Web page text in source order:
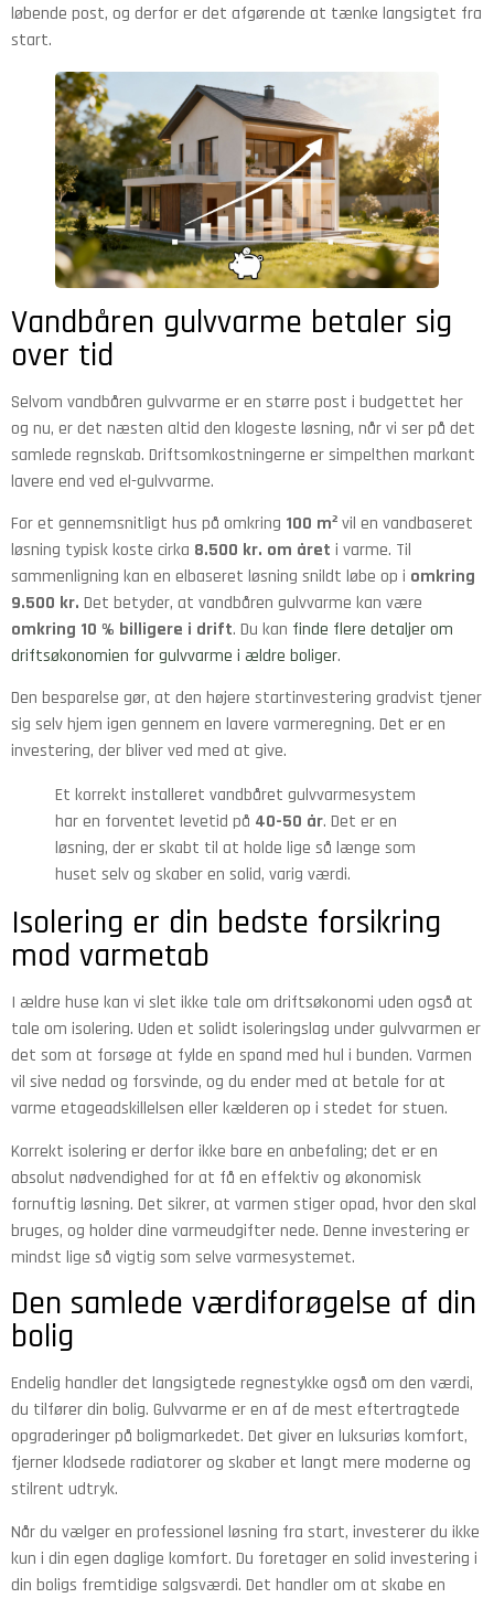
løbende post, og derfor er det afgørende at tænke langsigtet fra
start.
Vandbåren gulvvarme betaler sig
over tid
Selvom vandbåren gulvvarme er en større post i budgettet her
og nu, er det næsten altid den klogeste løsning, når vi ser på det
samlede regnskab. Driftsomkostningerne er simpelthen markant
lavere end ved el-gulvvarme.
For et gennemsnitligt hus på omkring 100 m²vil en vandbaseret
løsning typisk koste cirka 8.500 kr. om året i varme. Til
sammenligning kan en elbaseret løsning snildt løbe op i omkring
9.500 kr. Det betyder, at vandbåren gulvvarme kan være
omkring 10 % billigere i drift. Du kan finde flere detaljer om
driftsøkonomien for gulvvarme i ældre boliger.
Den besparelse gør, at den højere startinvestering gradvist tjener
sig selv hjem igen gennem en lavere varmeregning. Det er en
investering, der bliver ved med at give.
Et korrekt installeret vandbåret gulvvarmesystem
har en forventet levetid på 40-50 år. Det er en
løsning, der er skabt til at holde lige så længe som
huset selv og skaber en solid, varig værdi.
Isolering er din bedste forsikring
mod varmetab
I ældre huse kan vi slet ikke tale om driftsøkonomi uden også at
tale om isolering. Uden et solidt isoleringslag under gulvvarmen er
det som at forsøge at fylde en spand med hul i bunden. Varmen
vil sive nedad og forsvinde, og du ender med at betale for at
varme etageadskillelsen eller kælderen op i stedet for stuen.
Korrekt isolering er derfor ikke bare en anbefaling; det er en
absolut nødvendighed for at få en effektiv og økonomisk
fornuftig løsning. Det sikrer, at varmen stiger opad, hvor den skal
bruges, og holder dine varmeudgifter nede. Denne investering er
mindst lige så vigtig som selve varmesystemet.
Den samlede værdiforøgelse af din
bolig
Endelig handler det langsigtede regnestykke også om den værdi,
du tilfører din bolig. Gulvvarme er en af de mest eftertragtede
opgraderinger på boligmarkedet. Det giver en luksuriøs komfort,
fjerner klodsede radiatorer og skaber et langt mere moderne og
stilrent udtryk.
Når du vælger en professionel løsning fra start, investerer du ikke
kun i din egen daglige komfort. Du foretager en solid investering i
din boligs fremtidige salgsværdi. Det handler om at skabe en